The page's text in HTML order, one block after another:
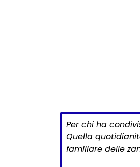
Per chi ha
Quella
familiare delle